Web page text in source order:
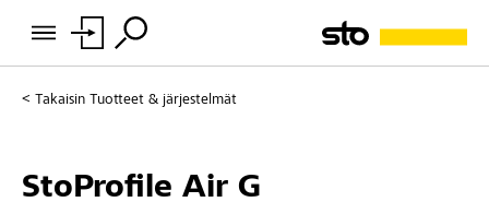
Takaisin Tuotteet & järjestelmät
StoProfile Air G